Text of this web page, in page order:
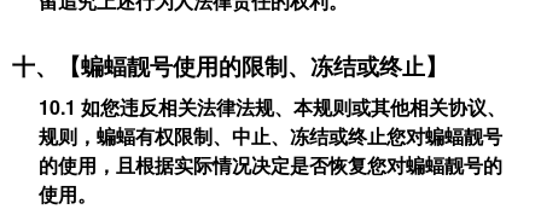
十、【蝙蝠靓号使用的限制、冻结或终止】
10.1 如您违反相关法律法规、本规则或其他相关协议、
规则，蝙蝠有权限制、中止、冻结或终止您对蝙蝠靓号
的使用，且根据实际情况决定是否恢复您对蝙蝠靓号的
使用。